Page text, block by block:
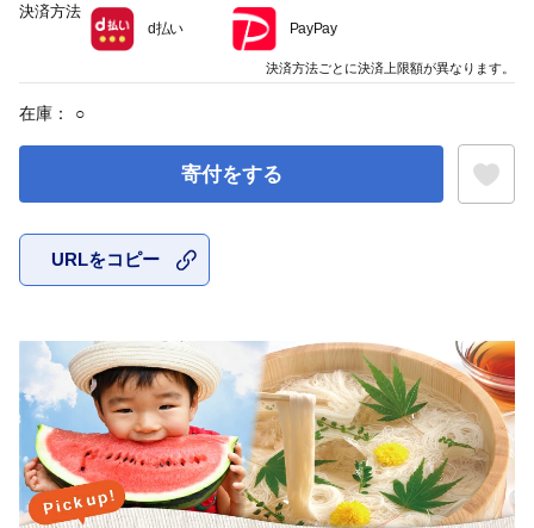
在庫： ○
寄付をする
URLをコピー
決済方法
d払い PayPay
決済方法ごとに決済上限額が異なります。